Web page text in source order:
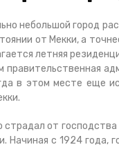
небольшой город
от Мекки, а
летняя
правительственная
в этом месте еще
страдал от
Начиная с 1924 года,